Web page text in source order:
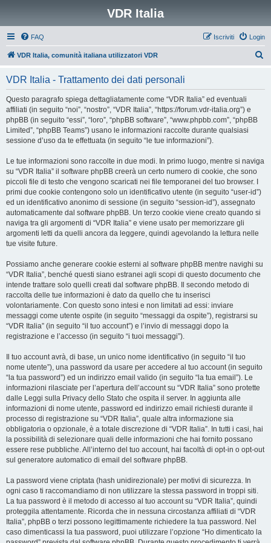
VDR Italia
FAQ Login
Iscriviti
VDR Italia, comunità italiana utilizzatori VDR
VDR Italia - Trattamento dei dati personali
Questo paragrafo spiega dettagliatamente come “VDR Italia” ed eventuali
affiliati (in seguito “noi”, “nostro”, “VDR Italia”, “https://forum.vdr-italia.org”) e
phpBB (in seguito “essi”, “loro”, “phpBB software”, “www.phpbb.com”, “phpBB
Limited”, “phpBB Teams”) usano le informazioni raccolte durante qualsiasi
sessione d’uso da te effettuata (in seguito “le tue informazioni”).
Le tue informazioni sono raccolte in due modi. In primo luogo, mentre si naviga
su “VDR Italia” il software phpBB creerà un certo numero di cookie, che sono
piccoli file di testo che vengono scaricati nei file temporanei del tuo browser. I
primi due cookie contengono solo un identificativo utente (in seguito “user-id”)
ed un identificativo anonimo di sessione (in seguito “session-id”), assegnato
automaticamente dal software phpBB. Un terzo cookie viene creato quando si
naviga tra gli argomenti di “VDR Italia” e viene usato per memorizzare gli
argomenti letti da quelli ancora da leggere, quindi agevolando la lettura nelle
tue visite future.
Possiamo anche generare cookie esterni al software phpBB mentre navighi su
“VDR Italia”, benché questi siano estranei agli scopi di questo documento che
intende trattare solo quelli creati dal software phpBB. Il secondo metodo di
raccolta delle tue informazioni è dato da quello che tu inserisci
volontariamente. Con questo sono intesi e non limitati ad essi: inviare
messaggi come utente ospite (in seguito “messaggi da ospite”), registrarsi su
“VDR Italia” (in seguito “il tuo account”) e l’invio di messaggi dopo la
registrazione e l’accesso (in seguito “i tuoi messaggi”).
Il tuo account avrà, di base, un unico nome identificativo (in seguito “il tuo
nome utente”), una password da usare per accedere al tuo account (in seguito
“la tua password”) ed un indirizzo email valido (in seguito “la tua email”). Le
informazioni rilasciate per l’apertura dell’account su “VDR Italia” sono protette
dalle Leggi sulla Privacy dello Stato che ospita il server. In aggiunta alle
informazioni di nome utente, password ed indirizzo email richiesti durante il
processo di registrazione su “VDR Italia”, quale altra informazione sia
obbligatoria o opzionale, è a totale discrezione di “VDR Italia”. In tutti i casi, hai
la possibilità di selezionare quali delle informazioni che hai fornito possano
essere rese pubbliche. All’interno del tuo account, hai facoltà di opt-in o opt-out
sul generatore automatico di email del software phpBB.
La password viene criptata (hash unidirezionale) per motivi di sicurezza. In
ogni caso ti raccomandiamo di non utilizzare la stessa password in troppi siti.
La tua password è il metodo di accesso al tuo account su “VDR Italia”, quindi
proteggila attentamente. Ricorda che in nessuna circostanza affiliati di “VDR
Italia”, phpBB o terzi possono legittimamente richiedere la tua password. Nel
caso dimenticassi la tua password, puoi utilizzare l’opzione “Ho dimenticato la